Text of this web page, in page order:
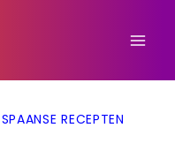
SPAANSE RECEPTEN